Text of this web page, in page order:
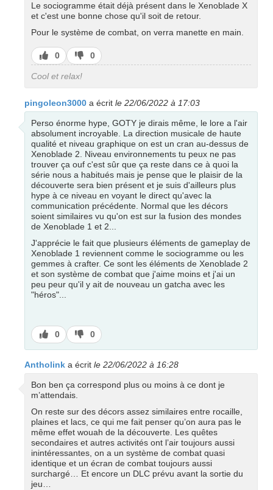
Le sociogramme était déjà présent dans le Xenoblade X
et c'est une bonne chose qu'il soit de retour.
Pour le système de combat, on verra manette en main.
J’aime
0
J’aime
pas
0
Cool et relax!
pingoleon3000 a écrit le 22/06/2022 à 17:03
Perso énorme hype, GOTY je dirais même, le lore a l'air
absolument incroyable. La direction musicale de haute
qualité et niveau graphique on est un cran au-dessus de
Xenoblade 2. Niveau environnements tu peux ne pas
trouver ça ouf c'est sûr que ça reste dans ce à quoi la
série nous a habitués mais je pense que le plaisir de la
découverte sera bien présent et je suis d'ailleurs plus
hype à ce niveau en voyant le direct qu'avec la
communication précédente. Normal que les décors
soient similaires vu qu'on est sur la fusion des mondes
de Xenoblade 1 et 2...
J'apprécie le fait que plusieurs éléments de gameplay de
Xenoblade 1 reviennent comme le sociogramme ou les
gemmes à crafter. Ce sont les éléments de Xenoblade 2
et son système de combat que j'aime moins et j'ai un
peu peur qu'il y ait de nouveau un gatcha avec les
"héros"...
J’aime
0
J’aime
pas
0
Antholink a écrit le 22/06/2022 à 16:28
Bon ben ça correspond plus ou moins à ce dont je
m’attendais.
On reste sur des décors assez similaires entre rocaille,
plaines et lacs, ce qui me fait penser qu’on aura pas le
même effet wouah de la découverte. Les quêtes
secondaires et autres activités ont l’air toujours aussi
inintéressantes, on a un système de combat quasi
identique et un écran de combat toujours aussi
surchargé… Et encore un DLC prévu avant la sortie du
jeu…